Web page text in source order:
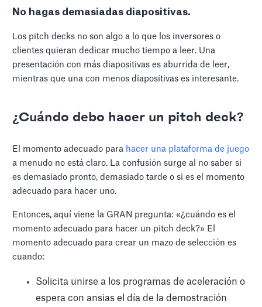
No hagas demasiadas diapositivas.
Los pitch decks no son algo a lo que los inversores o
clientes quieran dedicar mucho tiempo a leer. Una
presentación con más diapositivas es aburrida de leer,
mientras que una con menos diapositivas es interesante.
¿Cuándo debo hacer un pitch deck?
El momento adecuado para hacer una plataforma de juego
a menudo no está claro. La confusión surge al no saber si
es demasiado pronto, demasiado tarde o si es el momento
adecuado para hacer uno.
Entonces, aquí viene la GRAN pregunta: «¿cuándo es el
momento adecuado para hacer un pitch deck?» El
momento adecuado para crear un mazo de selección es
cuando:
Solicita unirse a los programas de aceleración o
espera con ansias el día de la demostración